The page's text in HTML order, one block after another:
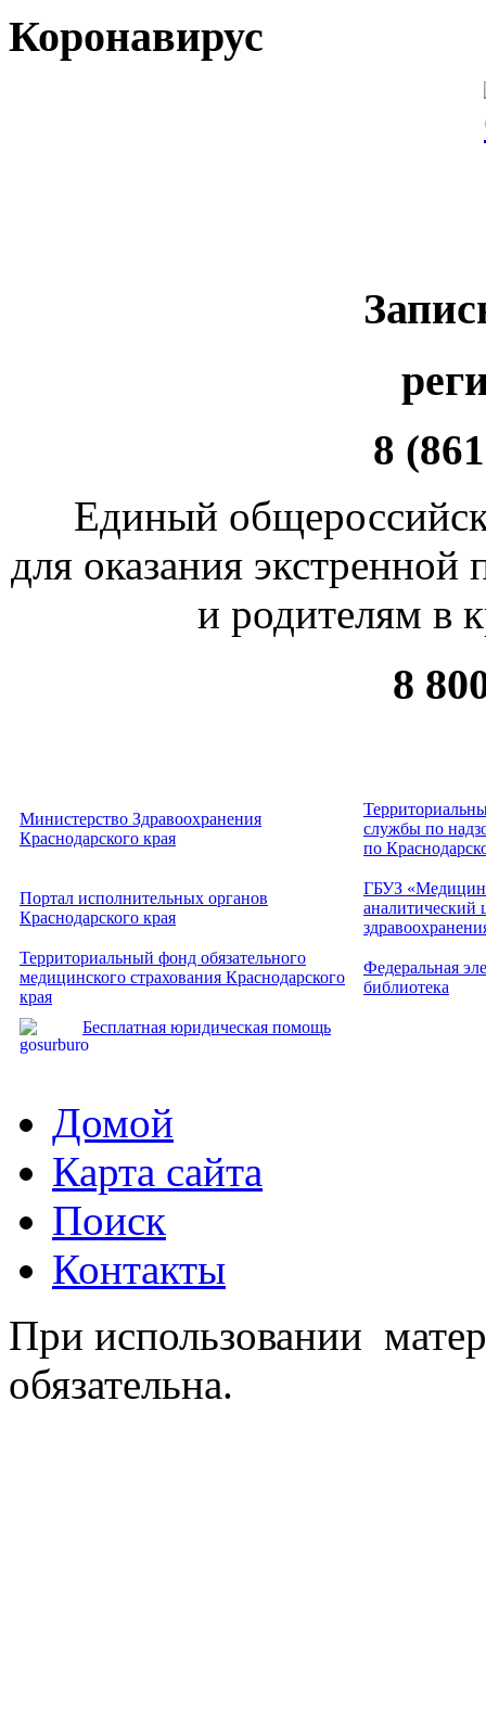
Коронавирус
8
Единый
для оказания
и родителям в
8
Министерство Здравоохранения
Краснодарского края
службы по
по
Портал исполнительных органов
Краснодарского края
ГБУЗ
аналитический
Территориальный фонд обязательного
медицинского страхования Краснодарского
края
Федеральная
библиотека
Бесплатная юридическая помощь
Домой
Карта сайта
Поиск
Контакты
При использовании
обязательна.